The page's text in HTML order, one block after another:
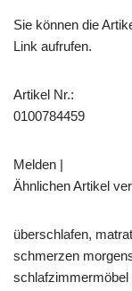
Sie können die
Link aufrufen.
Artikel Nr.:
0100784459
Melden |
Ähnlichen Artikel
überschlafen,
schmerzen
schlafzimmermöbel